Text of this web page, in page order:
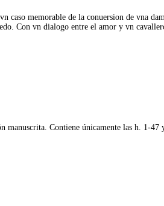
memorable de la conuersion de vna
Con vn dialogo entre el amor y vn
Contiene únicamente las h. 1-47